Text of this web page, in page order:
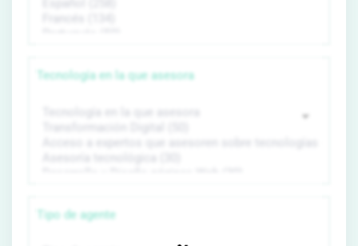
Tecnología en la que asesora
Tipo de agente